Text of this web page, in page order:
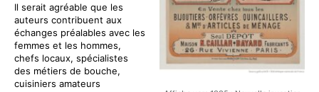
Il serait agréable que les
auteurs contribuent aux
échanges préalables avec les
femmes et les hommes,
chefs locaux, spécialistes
des métiers de bouche,
cuisiniers amateurs